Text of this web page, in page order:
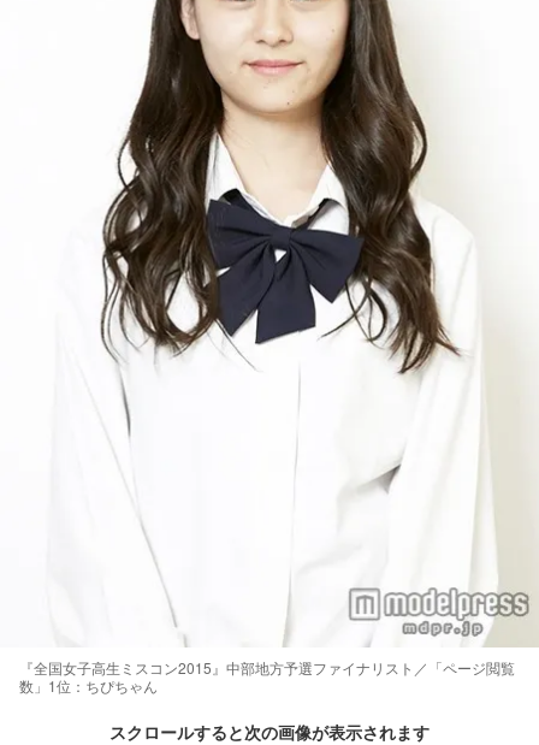
『全国女子高生ミスコン2015』中部地方予選ファイナリスト／「ページ閲覧
数」1位：ちぴちゃん
スクロールすると次の画像が表示されます